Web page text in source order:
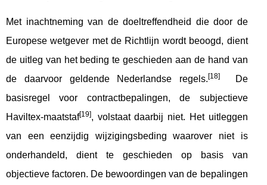
Met inachtneming van de doeltreffendheid die door de
Europese wetgever met de Richtlijn wordt beoogd, dient
de uitleg van het beding te geschieden aan de hand van
de daarvoor geldende Nederlandse regels.[18]
De
basisregel voor contractbepalingen, de subjectieve
Haviltex-maatstaf[19], volstaat daarbij niet. Het uitleggen
van een eenzijdig wijzigingsbeding waarover niet is
onderhandeld, dient te geschieden op basis van
objectieve factoren. De bewoordingen van de bepalingen